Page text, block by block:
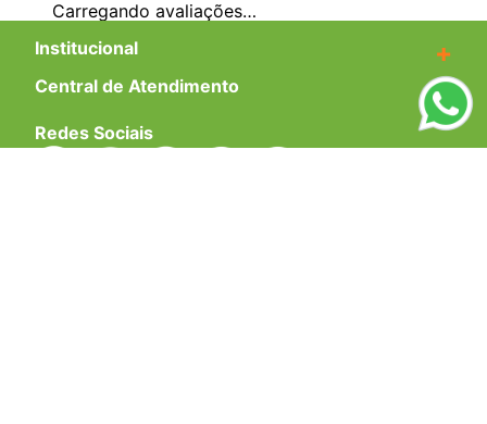
Carregando avaliações…
Institucional
+
Central de Atendimento +
Redes Sociais